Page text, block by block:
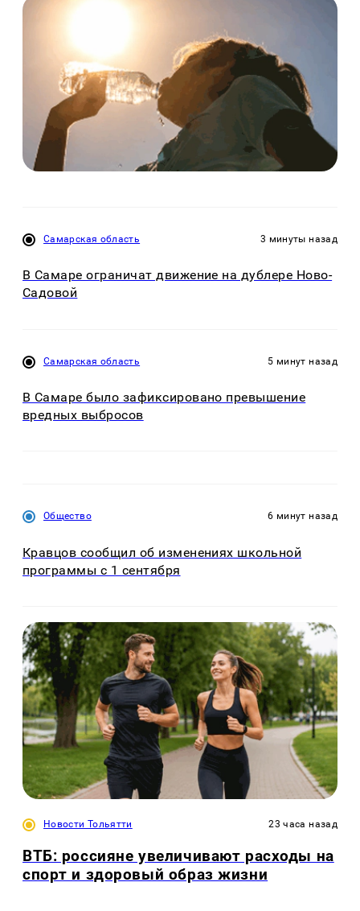
Самарская область 3 минуты назад
В Самаре ограничат движение на дублере Ново-
Садовой
Самарская область 5 минут назад
В Самаре было зафиксировано превышение
вредных выбросов
Общество 6 минут назад
Кравцов сообщил об изменениях школьной
программы с 1 сентября
Новости Тольятти 23 часа назад
ВТБ: россияне увеличивают расходы на
спорт и здоровый образ жизни